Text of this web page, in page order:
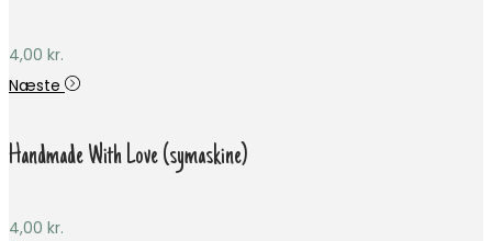
4,00 kr.
Næste
Handmade With Love (symaskine)
4,00 kr.